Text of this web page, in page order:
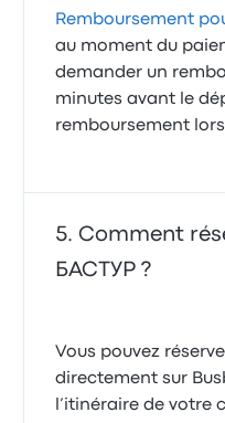
Remboursement
au moment du
demander un
minutes avant le
remboursement
Comment
БАСТУР ?
Vous pouvez
directement sur
l’itinéraire de votre